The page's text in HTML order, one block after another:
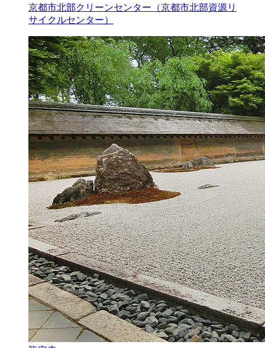
京都市北部クリーンセンター（京都市北部資源リ
サイクルセンター）